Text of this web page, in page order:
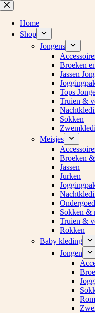
Ga
naar
inhoud
Home
Shop
Jongens
Broeken
Jassen
Tops
Truien &
Sokken
Meisjes
Broeken
Jassen
Jurken
Sokken &
Truien &
Rokken
Baby kleding
Jongen